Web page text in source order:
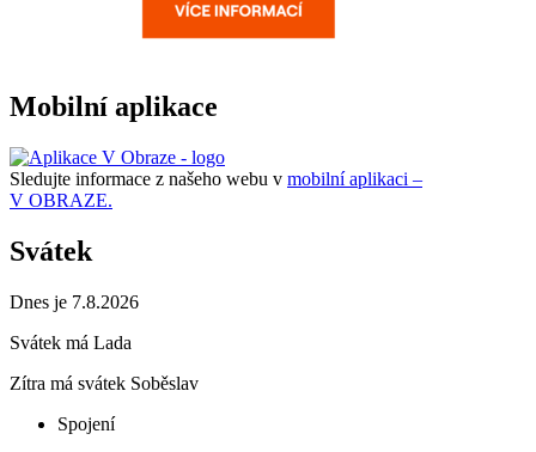
Mobilní aplikace
Sledujte informace z našeho webu v mobilní aplikaci –
V OBRAZE.
Svátek
Dnes je 7.8.2026
Svátek má Lada
Zítra má svátek Soběslav
Spojení